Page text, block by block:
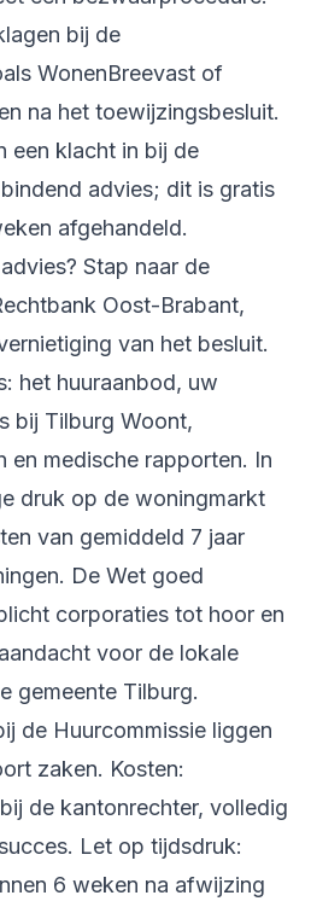
bij de
WonenBreevast of
na het toewijzingsbesluit.
een klacht in bij de
advies; dit is gratis
afgehandeld.
Stap naar de
Oost-Brabant,
van het besluit.
het huuraanbod, uw
bij Tilburg Woont,
en medische rapporten. In
druk op de woningmarkt
van gemiddeld 7 jaar
De Wet goed
corporaties tot hoor en
voor de lokale
gemeente Tilburg.
de Huurcommissie liggen
zaken. Kosten:
de kantonrechter, volledig
Let op tijdsdruk:
6 weken na afwijzing